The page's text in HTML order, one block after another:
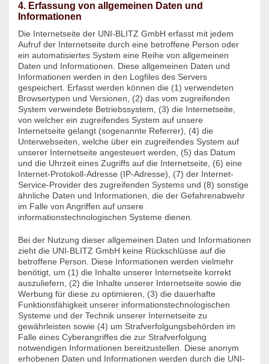
4. Erfassung von allgemeinen Daten und
Informationen
Die Internetseite der UNI-BLITZ GmbH erfasst mit jedem
Aufruf der Internetseite durch eine betroffene Person oder
ein automatisiertes System eine Reihe von allgemeinen
Daten und Informationen. Diese allgemeinen Daten und
Informationen werden in den Logfiles des Servers
gespeichert. Erfasst werden können die (1) verwendeten
Browsertypen und Versionen, (2) das vom zugreifenden
System verwendete Betriebssystem, (3) die Internetseite,
von welcher ein zugreifendes System auf unsere
Internetseite gelangt (sogenannte Referrer), (4) die
Unterwebseiten, welche über ein zugreifendes System auf
unserer Internetseite angesteuert werden, (5) das Datum
und die Uhrzeit eines Zugriffs auf die Internetseite, (6) eine
Internet-Protokoll-Adresse (IP-Adresse), (7) der Internet-
Service-Provider des zugreifenden Systems und (8) sonstige
ähnliche Daten und Informationen, die der Gefahrenabwehr
im Falle von Angriffen auf unsere
informationstechnologischen Systeme dienen.
Bei der Nutzung dieser allgemeinen Daten und Informationen
zieht die UNI-BLITZ GmbH keine Rückschlüsse auf die
betroffene Person. Diese Informationen werden vielmehr
benötigt, um (1) die Inhalte unserer Internetseite korrekt
auszuliefern, (2) die Inhalte unserer Internetseite sowie die
Werbung für diese zu optimieren, (3) die dauerhafte
Funktionsfähigkeit unserer informationstechnologischen
Systeme und der Technik unserer Internetseite zu
gewährleisten sowie (4) um Strafverfolgungsbehörden im
Falle eines Cyberangriffes die zur Strafverfolgung
notwendigen Informationen bereitzustellen. Diese anonym
erhobenen Daten und Informationen werden durch die UNI-